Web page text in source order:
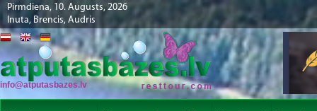
Pirmdiena, 10. Augusts, 2026
Inuta, Brencis, Audris
info@atputasbazes.lv